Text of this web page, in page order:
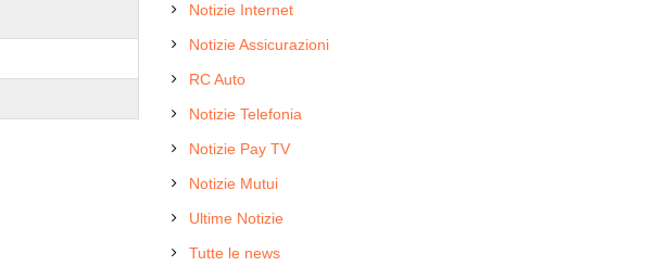
Notizie Internet
Notizie Assicurazioni
RC Auto
Notizie Telefonia
Notizie Pay TV
Notizie Mutui
Ultime Notizie
Tutte le news